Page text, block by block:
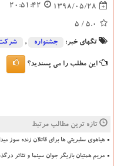
1398/05/28
20:51:42
5.0
/ 5
تگهای خبر: جشنواره ,
این مطلب را می پسندید؟
تازه ترین مطالب مرتبط
هیاهوی سلبریتی ها برای قاتلان زنده سوز
مریم همتیان بازیگر جوان سینما و تئاتر